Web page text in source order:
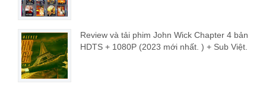
Review và tải phim John Wick Chapter 4 bản
HDTS + 1080P (2023 mới nhất. ) + Sub Việt.